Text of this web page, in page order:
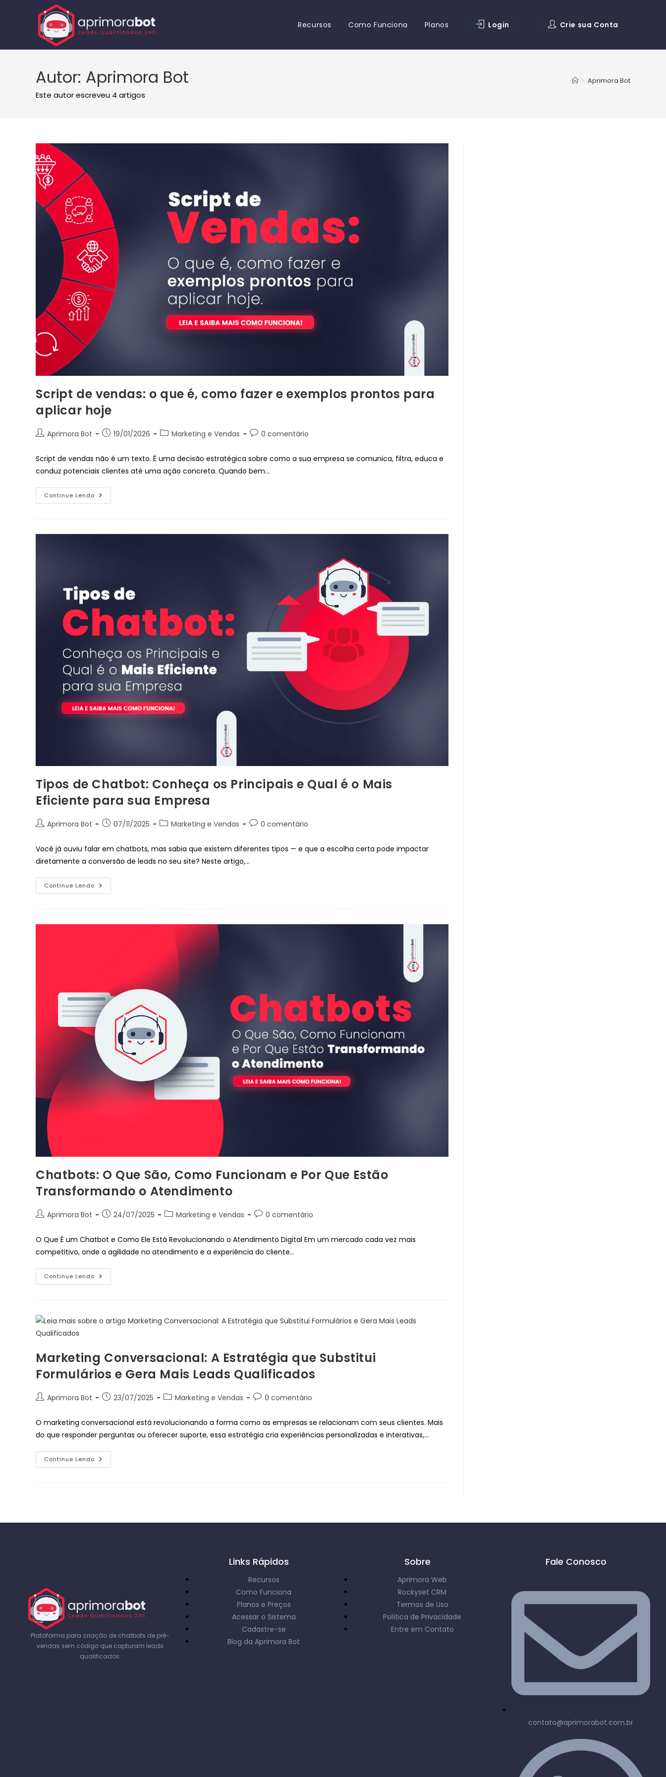
Recursos Como Funciona Planos Login Crie sua Conta
Autor: Aprimora Bot
Este autor escreveu 4 artigos
> Aprimora Bot
Script de vendas: o que é, como fazer e exemplos prontos para
aplicar hoje
Aprimora Bot 19/01/2026 Marketing e Vendas 0 comentário
Script de vendas não é um texto. É uma decisão estratégica sobre como a sua empresa se comunica, filtra, educa e
conduz potenciais clientes até uma ação concreta. Quando bem…
Continue Lendo
Tipos de Chatbot: Conheça os Principais e Qual é o Mais
Eficiente para sua Empresa
Aprimora Bot 07/11/2025 Marketing e Vendas 0 comentário
Você já ouviu falar em chatbots, mas sabia que existem diferentes tipos — e que a escolha certa pode impactar
diretamente a conversão de leads no seu site? Neste artigo,…
Continue Lendo
Chatbots: O Que São, Como Funcionam e Por Que Estão
Transformando o Atendimento
Aprimora Bot 24/07/2025 Marketing e Vendas 0 comentário
O Que É um Chatbot e Como Ele Está Revolucionando o Atendimento Digital Em um mercado cada vez mais
competitivo, onde a agilidade no atendimento e a experiência do cliente…
Continue Lendo
Marketing Conversacional: A Estratégia que Substitui
Formulários e Gera Mais Leads Qualificados
Aprimora Bot 23/07/2025 Marketing e Vendas 0 comentário
O marketing conversacional está revolucionando a forma como as empresas se relacionam com seus clientes. Mais
do que responder perguntas ou oferecer suporte, essa estratégia cria experiências personalizadas e interativas,…
Continue Lendo
Plataforma para criação de chatbots de pré-
vendas sem código que capturam leads
qualificados.
Links Rápidos
Recursos
Como Funciona
Planos e Preços
Acessar o Sistema
Cadastre-se
Blog da Aprimora Bot
Sobre
Aprimora Web
Rockyset CRM
Termos de Uso
Política de Privacidade
Entre em Contato
Fale Conosco
contato@aprimorabot.com.br